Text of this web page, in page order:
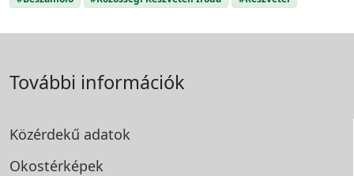
További információk
Közérdekű adatok
Okostérképek